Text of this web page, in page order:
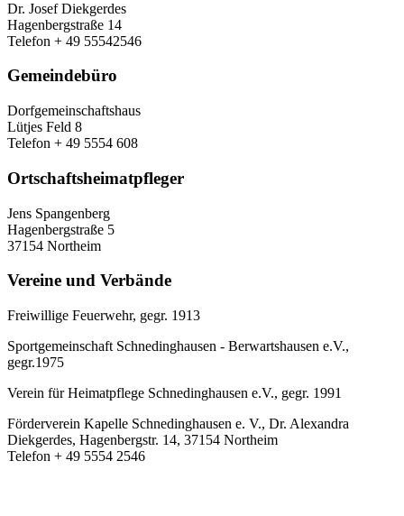
Dr. Josef Diekgerdes
Hagenbergstraße 14
Telefon + 49 55542546
Gemeindebüro
Dorfgemeinschaftshaus
Lütjes Feld 8
Telefon + 49 5554 608
Ortschaftsheimatpfleger
Jens Spangenberg
Hagenbergstraße 5
37154 Northeim
Vereine und Verbände
Freiwillige Feuerwehr, gegr. 1913
Sportgemeinschaft Schnedinghausen - Berwartshausen e.V.,
gegr.1975
Verein für Heimatpflege Schnedinghausen e.V., gegr. 1991
Förderverein Kapelle Schnedinghausen e. V., Dr. Alexandra
Diekgerdes, Hagenbergstr. 14, 37154 Northeim
Telefon + 49 5554 2546